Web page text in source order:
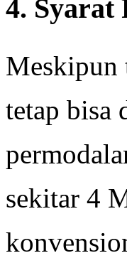
4. Syarat
Meskipun
tetap bisa
sekitar 4